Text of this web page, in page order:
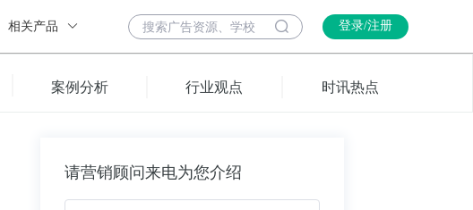
相关产品 登录/注册
案例分析 行业观点 时讯热点
请营销顾问来电为您介绍